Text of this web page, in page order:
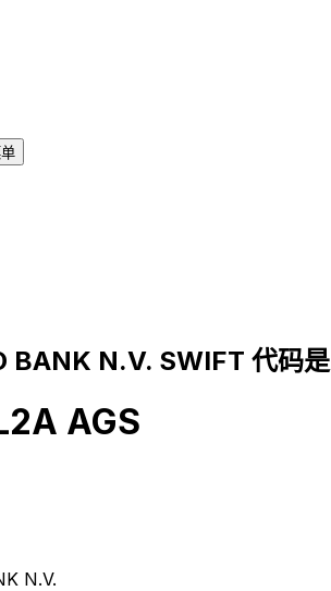
BANK N.V. SWIFT 代码是
AGS
N.V.